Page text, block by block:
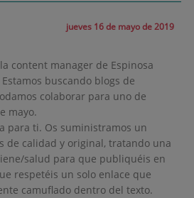
jueves 16 de mayo de 2019
content manager de Espinosa
buscando blogs de
colaborar para uno de
mayo.
para ti. Os suministramos un
de calidad y original, tratando una
salud para que publiquéis en
respetéis un solo enlace que
camuflado dentro del texto.